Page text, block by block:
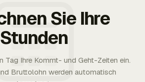
Sie Ihre
Stunden
Tag Ihre Kommt- und Geht-Zeiten ein.
Bruttolohn werden automatisch